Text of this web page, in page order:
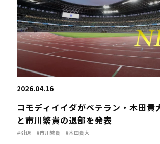
2026.04.16
コモディイイダがベテラン・木田貴
と市川繁貴の退部を発表
#引退 #市川繁貴 #木田貴大